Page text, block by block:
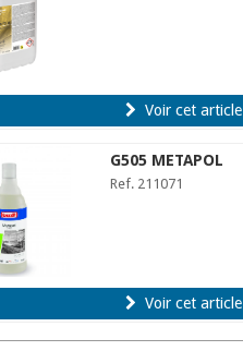
Voir cet article
G505 METAPOL
Ref. 211071
Voir cet article